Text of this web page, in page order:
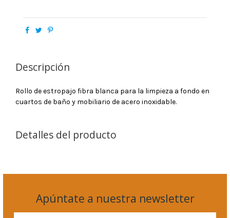
Descripción
Rollo de estropajo fibra blanca para la limpieza a fondo en
cuartos de baño y mobiliario de acero inoxidable.
Detalles del producto
Apúntate a nuestra newsletter